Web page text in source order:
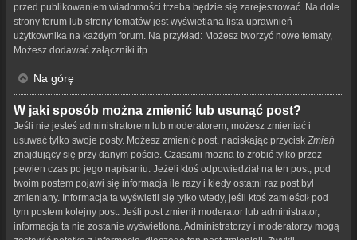
przed publikowaniem wiadomości trzeba będzie się zarejestrować. Na dole
strony forum lub strony tematów jest wyświetlana lista uprawnień
użytkownika na każdym forum. Na przykład: Możesz tworzyć nowe tematy,
Możesz dodawać załączniki itp.
Na górę
W jaki sposób można zmienić lub usunąć post?
Jeśli nie jesteś administratorem lub moderatorem, możesz zmieniać i
usuwać tylko swoje posty. Możesz zmienić post, naciskając przycisk Zmień
znajdujący się przy danym poście. Czasami można to zrobić tylko przez
pewien czas po jego napisaniu. Jeżeli ktoś odpowiedział na ten post, pod
twoim postem pojawi się informacja ile razy i kiedy ostatni raz post był
zmieniany. Informacja ta wyświetli się tylko wtedy, jeśli ktoś zamieścił pod
tym postem kolejny post. Jeśli post zmienił moderator lub administrator,
informacja ta nie zostanie wyświetlona. Administratorzy i moderatorzy mogą